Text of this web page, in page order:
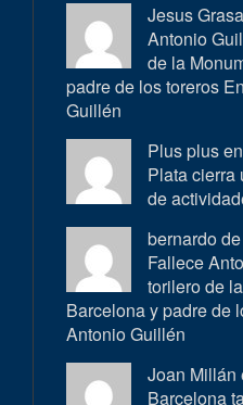
Jesus
Antonio
de la
padre de los toreros
Guillén
Plus plus en
Plata cierra
de
bernardo
Fallece
torilero de
Barcelona y padre de
Antonio Guillén
Joan Millán
Barcelona